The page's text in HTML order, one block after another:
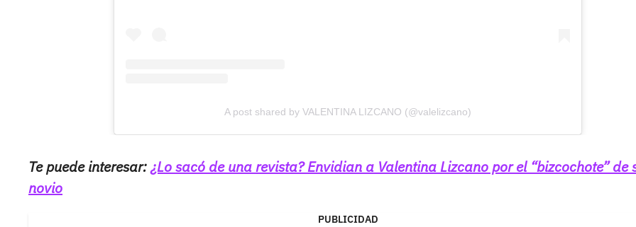
A post shared by VALENTINA LIZCANO (@valelizcano)
Te puede interesar:¿Lo sacó de una revista? Envidian a Valentina Lizcano por el “bizcochote” de
novio
PUBLICIDAD